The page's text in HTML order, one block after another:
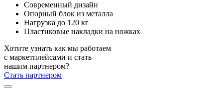
Современный дизайн
Опорный блок из металла
Нагрузка до 120 кг
Пластиковые накладки на ножках
Хотите узнать как мы работаем
с маркетплейсами и стать
нашим партнером?
Стать партнером